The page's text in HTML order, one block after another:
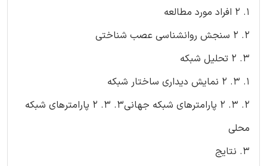
1. 2 افراد مورد مطالعه
2. 2 سنجش روانشناسی عصب شناختی
3. 2 تحلیل شبکه
1. 3. 2 نمایش دیداری ساختار شبکه
2. 3. 2 پارامترهای شبکه جهانی3. 3. 2 پارامترهای شبکه
محلی
3. نتایج